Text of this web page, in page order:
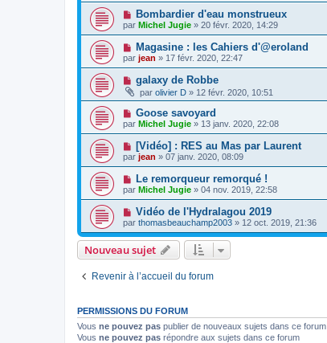
Bombardier d'eau monstrueux
par Michel Jugie » 20 févr. 2020, 14:29
Magasine : les Cahiers d'@eroland
par jean » 17 févr. 2020, 22:47
galaxy de Robbe
par olivier D » 12 févr. 2020, 10:51
Goose savoyard
par Michel Jugie » 13 janv. 2020, 22:08
[Vidéo] : RES au Mas par Laurent
par jean » 07 janv. 2020, 08:09
Le remorqueur remorqué !
par Michel Jugie » 04 nov. 2019, 22:58
Vidéo de l'Hydralagou 2019
par thomasbeauchamp2003 » 12 oct. 2019, 21:36
Nouveau sujet
Revenir à l’accueil du forum
PERMISSIONS DU FORUM
Vous ne pouvez pas publier de nouveaux sujets dans ce forum
Vous ne pouvez pas répondre aux sujets dans ce forum